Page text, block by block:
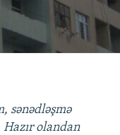
sənədləşmə
olandan